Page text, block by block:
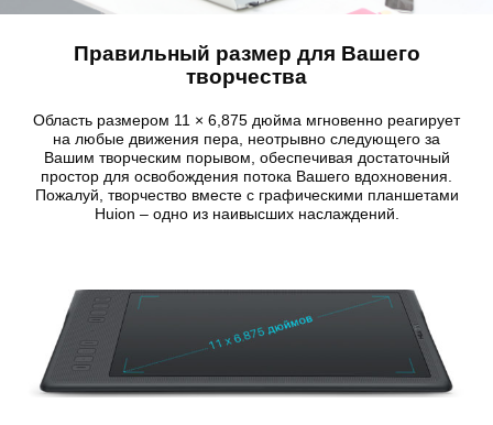
Правильный размер для Вашего
творчества
Область размером 11 × 6,875 дюйма мгновенно реагирует
на любые движения пера, неотрывно следующего за
Вашим творческим порывом, обеспечивая достаточный
простор для освобождения потока Вашего вдохновения.
Пожалуй, творчество вместе с графическими планшетами
Huion – одно из наивысших наслаждений.